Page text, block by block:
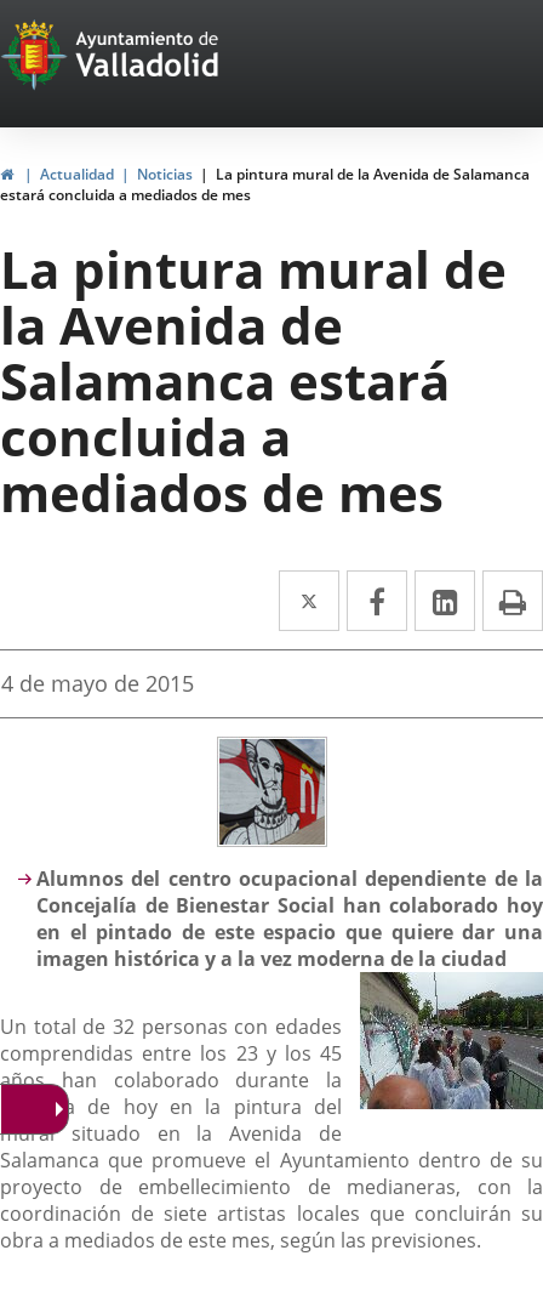
Portal
Web
del
Ayuntamiento
de
Valladolid
InicioActualidad Noticias
La pintura mural de la Avenida de Salamanca
estará concluida a mediados de mes
La pintura mural de
la Avenida de
Salamanca estará
concluida a
mediados de mes
Twitter
Enlace
a
aplicación
externa.
Facebook
Enlace
a
aplicación
Enlace
a
Fecha
la
4 de mayo de 2015
Descripción
Alumnos del centro ocupacional dependiente de la
Concejalía de Bienestar Social han colaborado hoy
en el pintado de este espacio que quiere dar una
imagen histórica y a la vez moderna de la ciudad
Un total de 32 personas con edades
comprendidas entre los 23 y los 45
años han colaborado durante la
mañana de hoy en la pintura del
mural situado en la Avenida de
Salamanca que promueve el Ayuntamiento dentro de su
proyecto de embellecimiento de medianeras, con la
coordinación de siete artistas locales que concluirán su
obra a mediados de este mes, según las previsiones.